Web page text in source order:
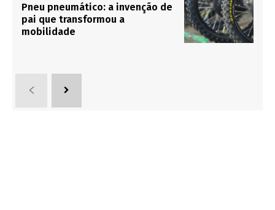
Pneu pneumático: a invenção de
pai que transformou a
mobilidade